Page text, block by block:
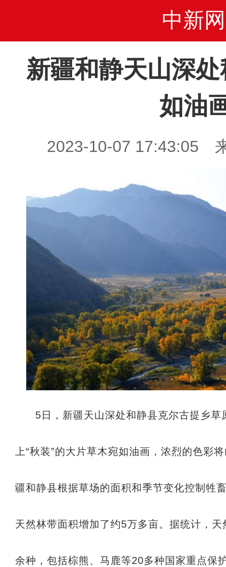
中新网
新疆和静天山深
如油
2023-10-07 17:43:05
5日，新疆天山深处和静县克尔古提乡
上“秋装”的大片草木宛如油画，浓烈的色彩
疆和静县根据草场的面积和季节变化控制牲
天然林带面积增加了约5万多亩。据统计，
余种，包括棕熊、马鹿等20多种国家重点保